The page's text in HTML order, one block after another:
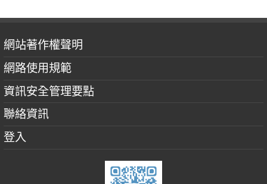
網站著作權聲明
網路使用規範
資訊安全管理要點
聯絡資訊
登入